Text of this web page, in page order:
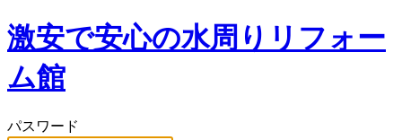
激安で安心の水周りリフォー
ム館
パスワード